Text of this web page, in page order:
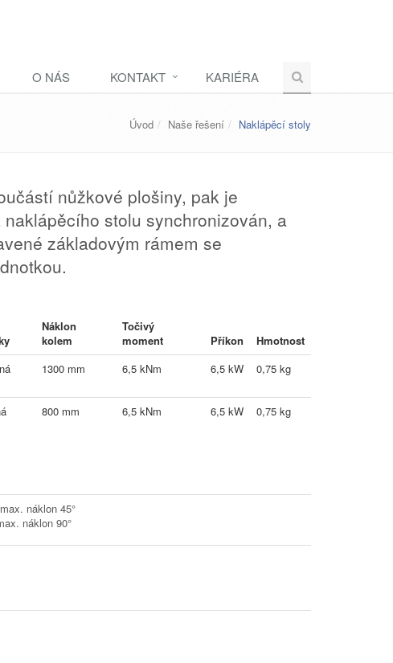
O NÁS KONTAKT KARIÉRA
Úvod Naše řešení Naklápěcí stoly
nůžkové plošiny, pak je
stolu synchronizován, a
základovým rámem se
Náklon
kolem
Točivý
moment
Příkon
Hmotnost
1300 mm 6,5 kNm 6,5 kW 0,75 kg
800 mm 6,5 kNm 6,5 kW 0,75 kg
náklon 45°
náklon 90°